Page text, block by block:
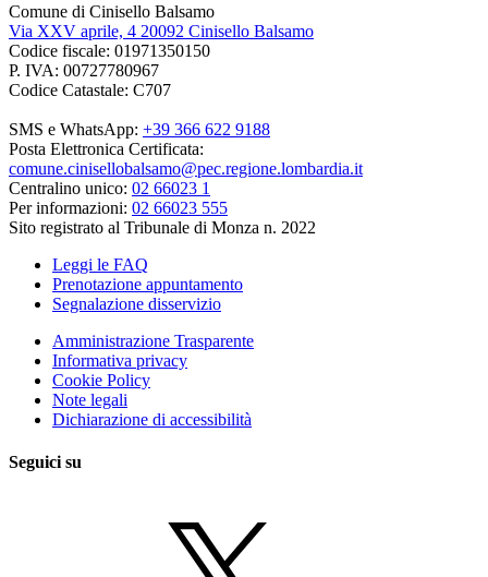
Comune di Cinisello Balsamo
Via XXV aprile, 4 20092 Cinisello Balsamo
Codice fiscale: 01971350150
P. IVA: 00727780967
Codice Catastale: C707
SMS e WhatsApp: +39 366 622 9188
Posta Elettronica Certificata:
comune.cinisellobalsamo@pec.regione.lombardia.it
Centralino unico: 02 66023 1
Per informazioni: 02 66023 555
Sito registrato al Tribunale di Monza n. 2022
Leggi le FAQ
Prenotazione appuntamento
Segnalazione disservizio
Amministrazione Trasparente
Informativa privacy
Cookie Policy
Note legali
Dichiarazione di accessibilità
Seguici su